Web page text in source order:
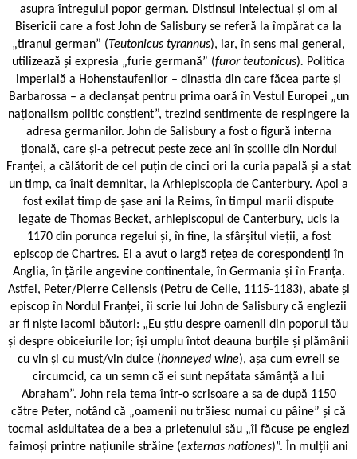
asupra întregului popor german. Distinsul intelectual și om al
Bisericii care a fost John de Salisbury se referă la împărat ca la
„tiranul german” (Teutonicus tyrannus), iar, în sens mai general,
utilizează și expresia „furie germană” (furor teutonicus). Politica
imperială a Hohenstaufenilor – dinastia din care făcea parte și
Barbarossa – a declanșat pentru prima oară în Vestul Europei „un
naționalism politic conștient”, trezind sentimente de respingere la
adresa germanilor. John de Salisbury a fost o figură interna
țională, care și-a petrecut peste zece ani în școlile din Nordul
Franței, a călătorit de cel puțin de cinci ori la curia papală și a stat
un timp, ca înalt demnitar, la Arhiepiscopia de Canterbury. Apoi a
fost exilat timp de șase ani la Reims, în timpul marii dispute
legate de Thomas Becket, arhiepiscopul de Canterbury, ucis la
1170 din porunca regelui și, în fine, la sfârșitul vieții, a fost
episcop de Chartres. El a avut o largă rețea de corespondenți în
Anglia, în țările angevine continentale, în Germania și în Franța.
Astfel, Peter/Pierre Cellensis (Petru de Celle, 1115-1183), abate și
episcop în Nordul Franței, îi scrie lui John de Salisbury că englezii
ar fi niște lacomi băutori: „Eu știu despre oamenii din poporul tău
și despre obiceiurile lor; își umplu întot deauna burțile și plămânii
cu vin și cu must/vin dulce (honneyed wine), așa cum evreii se
circumcid, ca un semn că ei sunt nepătata sămânță a lui
Abraham”. John reia tema într-o scrisoare a sa de după 1150
către Peter, notând că „oamenii nu trăiesc numai cu pâine” și că
tocmai asiduitatea de a bea a prietenului său „îi făcuse pe englezi
faimoși printre națiunile străine (externas nationes)”. În mulții ani